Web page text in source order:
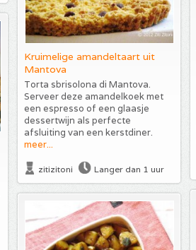
Kruimelige amandeltaart uit
Mantova
Torta sbrisolona di Mantova.
Serveer deze amandelkoek met
een espresso of een glaasje
dessertwijn als perfecte
afsluiting van een kerstdiner.
meer...
zitizitoni Langer dan 1 uur